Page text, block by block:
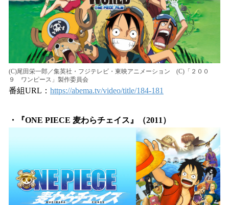
(C)尾田栄一郎／集英社・フジテレビ・東映アニメーション (C)「２００
９ ワンピース」製作委員会
番組URL： https://abema.tv/video/title/184-181
・『ONE PIECE 麦わらチェイス』（2011）